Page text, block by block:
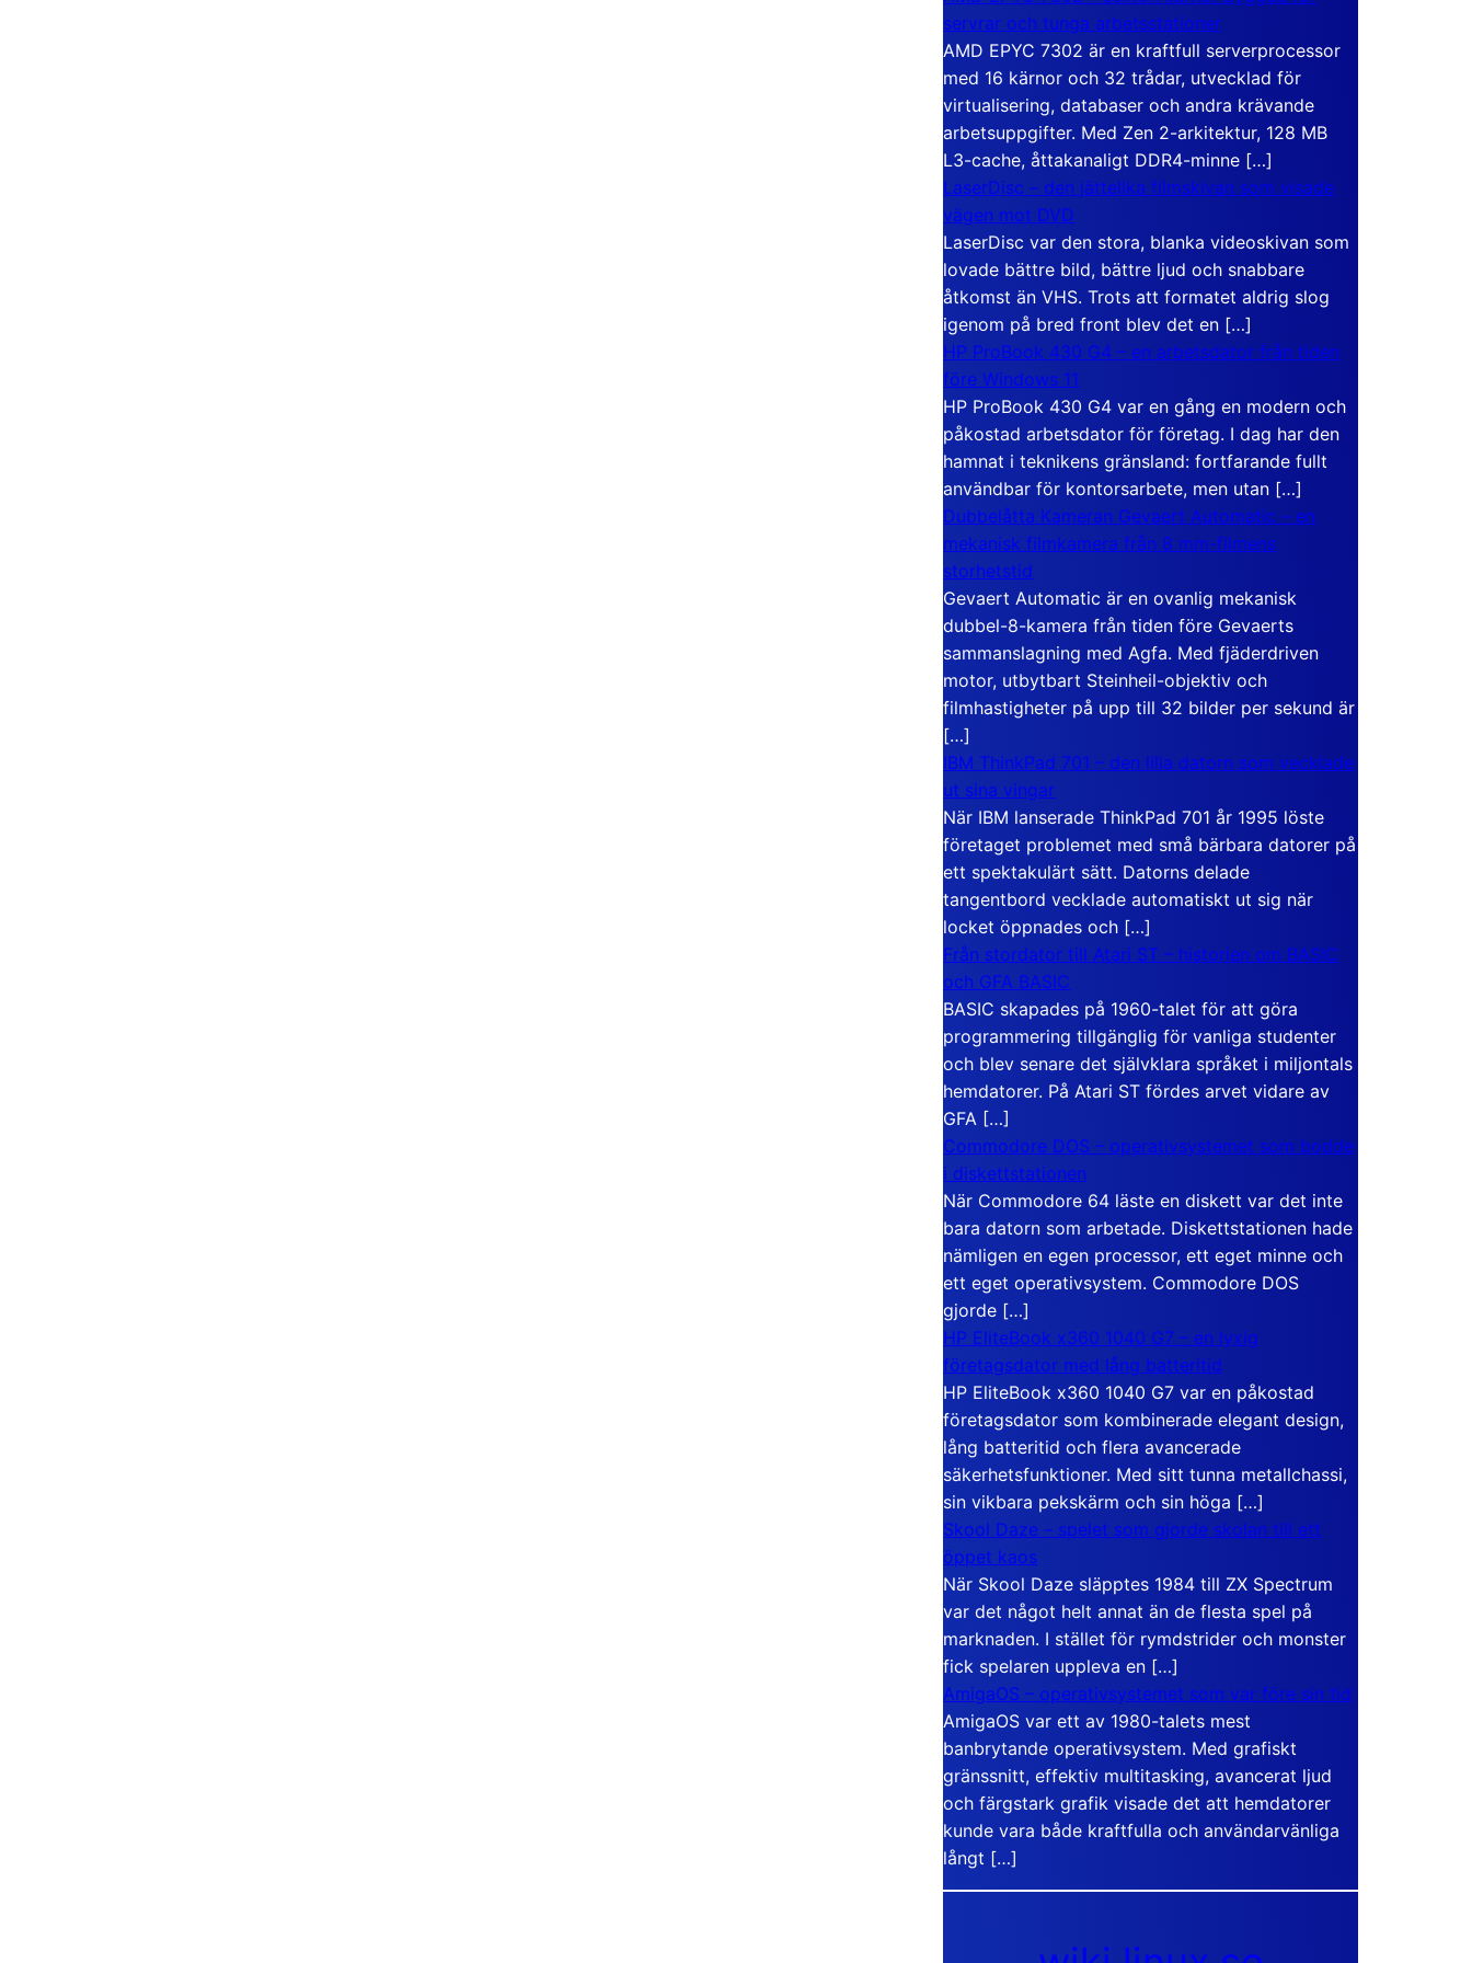
servrar och tunga arbetsstationer
AMD EPYC 7302 är en kraftfull serverprocessor
med 16 kärnor och 32 trådar, utvecklad för
virtualisering, databaser och andra krävande
arbetsuppgifter. Med Zen 2-arkitektur, 128 MB
L3-cache, åttakanaligt DDR4-minne […]
LaserDisc – den jättelika filmskivan som visade
vägen mot DVD
LaserDisc var den stora, blanka videoskivan som
lovade bättre bild, bättre ljud och snabbare
åtkomst än VHS. Trots att formatet aldrig slog
igenom på bred front blev det en […]
HP ProBook 430 G4 – en arbetsdator från tiden
före Windows 11
HP ProBook 430 G4 var en gång en modern och
påkostad arbetsdator för företag. I dag har den
hamnat i teknikens gränsland: fortfarande fullt
användbar för kontorsarbete, men utan […]
Dubbelåtta Kameran Gevaert Automatic – en
mekanisk filmkamera från 8 mm-filmens
storhetstid
Gevaert Automatic är en ovanlig mekanisk
dubbel-8-kamera från tiden före Gevaerts
sammanslagning med Agfa. Med fjäderdriven
motor, utbytbart Steinheil-objektiv och
filmhastigheter på upp till 32 bilder per sekund är
[…]
IBM ThinkPad 701 – den lilla datorn som vecklade
ut sina vingar
När IBM lanserade ThinkPad 701 år 1995 löste
företaget problemet med små bärbara datorer på
ett spektakulärt sätt. Datorns delade
tangentbord vecklade automatiskt ut sig när
locket öppnades och […]
Från stordator till Atari ST – historien om BASIC
och GFA BASIC
BASIC skapades på 1960-talet för att göra
programmering tillgänglig för vanliga studenter
och blev senare det självklara språket i miljontals
hemdatorer. På Atari ST fördes arvet vidare av
GFA […]
Commodore DOS – operativsystemet som bodde
i diskettstationen
När Commodore 64 läste en diskett var det inte
bara datorn som arbetade. Diskettstationen hade
nämligen en egen processor, ett eget minne och
ett eget operativsystem. Commodore DOS
gjorde […]
HP EliteBook x360 1040 G7 – en lyxig
företagsdator med lång batteritid
HP EliteBook x360 1040 G7 var en påkostad
företagsdator som kombinerade elegant design,
lång batteritid och flera avancerade
säkerhetsfunktioner. Med sitt tunna metallchassi,
sin vikbara pekskärm och sin höga […]
Skool Daze – spelet som gjorde skolan till ett
öppet kaos
När Skool Daze släpptes 1984 till ZX Spectrum
var det något helt annat än de flesta spel på
marknaden. I stället för rymdstrider och monster
fick spelaren uppleva en […]
AmigaOS – operativsystemet som var före sin tid
AmigaOS var ett av 1980-talets mest
banbrytande operativsystem. Med grafiskt
gränssnitt, effektiv multitasking, avancerat ljud
och färgstark grafik visade det att hemdatorer
kunde vara både kraftfulla och användarvänliga
långt […]